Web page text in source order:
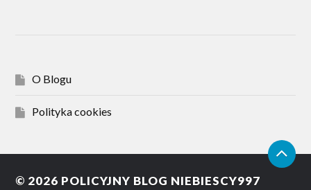
O Blogu
Polityka cookies
© 2026 POLICYJNY BLOG NIEBIESCY997